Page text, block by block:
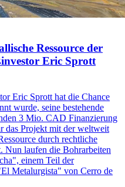
Ressource der
Eric Sprott
Eric Sprott hat die Chance
wurde, seine bestehende
3 Mio. CAD Finanzierung
das Projekt mit der weltweit
durch rechtliche
Nun laufen die Bohrarbeiten
einem Teil der
Metalurgista" von Cerro de